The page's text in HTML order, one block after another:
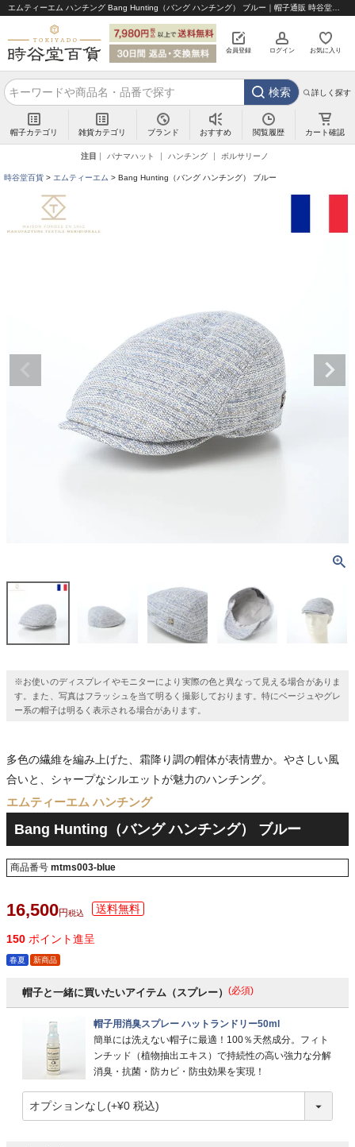
会員登録 ログイン お気に入り
検索 詳しく探す
帽子カテゴリ 雑貨カテゴリ ブランド おすすめ 閲覧履歴 カート確認
注目 パナマハット ハンチング ボルサリーノ
時谷堂百貨 エムティーエム Bang Hunting（バング ハンチング） ブルー
※お使いのディスプレイやモニターにより実際の色と異なって見える場合がありま
す。また、写真はフラッシュを当て明るく撮影しております。特にベージュやグレ
ー系の帽子は明るく表示される場合があります。
多色の繊維を編み上げた、霜降り調の帽体が表情豊か。やさしい風
合いと、シャープなシルエットが魅力のハンチング。
エムティーエム ハンチング
Bang Hunting（バング ハンチング） ブルー
商品番号 mtms003-blue
16,500 税込
150 ポイント進呈
春夏 新商品
帽子と一緒に買いたいアイテム（スプレー） (必須)
帽子用消臭スプレー ハットランドリー50ml
簡単には洗えない帽子に最適！100％天然成分。フィト
ンチッド（植物抽出エキス）で持続性の高い強力な分解
消臭・抗菌・防カビ・防虫効果を実現！